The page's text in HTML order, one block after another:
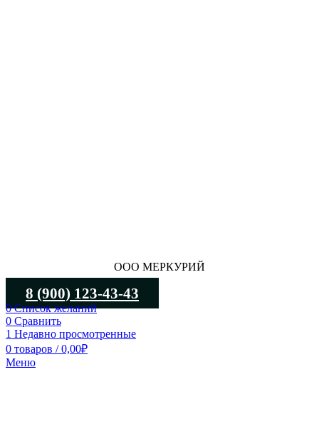
ООО МЕРКУРИЙ
8 (900) 123-43-43
0Список желаний
0 Сравнить
1 Недавно просмотренные
0 товаров / 0,00₽
Меню